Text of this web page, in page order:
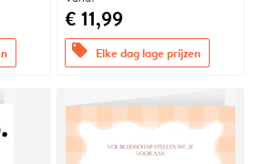
€ 11,99
offers Elke dag lage prijzen